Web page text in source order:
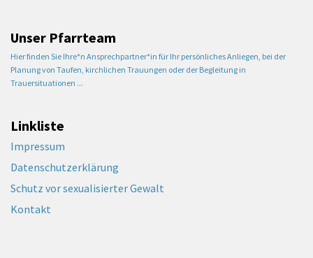
Unser Pfarrteam
Hier finden Sie Ihre*n Ansprechpartner*in für Ihr persönliches Anliegen, bei der
Planung von Taufen, kirchlichen Trauungen oder der Begleitung in
Trauersituationen ...
Linkliste
Impressum
Datenschutzerklärung
Schutz vor sexualisierter Gewalt
Kontakt